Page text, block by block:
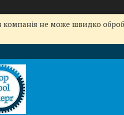
компанія не може швидко